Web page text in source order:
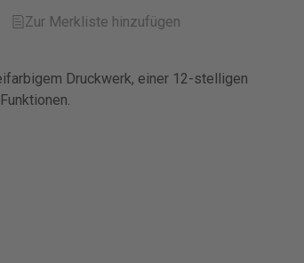
Zur Merkliste hinzufügen
Druckwerk, einer 12-stelligen